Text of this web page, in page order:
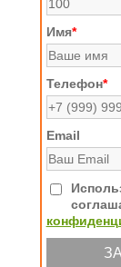
Имя*
Телефон*
Email